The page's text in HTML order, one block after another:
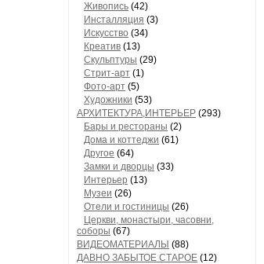
Живопись (42)
Инсталляция (3)
Искусство (34)
Креатив (13)
Скульптуры (29)
Стрит-арт (1)
Фото-арт (5)
Художники (53)
АРХИТЕКТУРА,ИНТЕРЬЕР (293)
Бары и рестораны (2)
Дома и коттеджи (61)
Другое (64)
Замки и дворцы (33)
Интерьер (13)
Музеи (26)
Отели и гостиницы (26)
Церкви, монастыри, часовни,
соборы (67)
ВИДЕОМАТЕРИАЛЫ (88)
ДАВНО ЗАБЫТОЕ СТАРОЕ (12)